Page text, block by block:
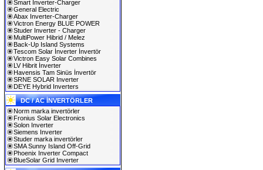
Smart Inverter-Charger
General Electric
Abax Inverter-Charger
Victron Energy BLUE POWER
Studer Inverter - Charger
MultiPower Hibrid / Melez
Back-Up Island Systems
Tescom Solar İnverter İnvertör
Victron Easy Solar Combines
LV Hibrit İnverter
Havensis Tam Sinüs İnvertör
SRNE SOLAR Inverter
DEYE Hybrid Inverters
DC / AC İNVERTÖRLER
Norm marka invertörler
Fronius Solar Electronics
Solon Inverter
Siemens Inverter
Studer marka invertörler
SMA Sunny Island Off-Grid
Phoenix Inverter Compact
BlueSolar Grid Inverter